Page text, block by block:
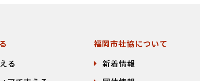
る
福岡市社協について
新着情報